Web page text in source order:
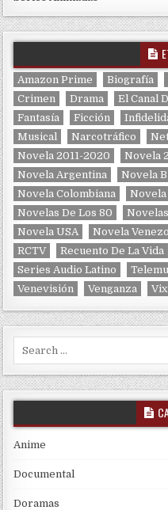
Amazon Prime Biografía
Crimen
Drama El Canal
Fantasía
Ficción
Musical
Narcotráfico
Novela 2011-2020
Novela
Novela Argentina
Novela
Novela Colombiana
Novela
Novelas De Los 80
Novela USA
Novela
RCTV
Recuento De La Vida
Series Audio Latino
Venevisión
Venganza Vix
Anime
Documental
Doramas